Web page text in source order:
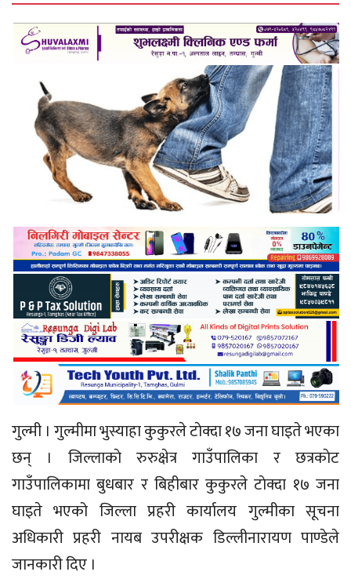
गुल्मी । गुल्मीमा भुस्याहा कुकुरले टाेक्दा १७ जना घाइते भएका
छन् । जिल्लाकाे रुरुक्षेत्र गाउँपालिका र छत्रकाेट
गाउँपालिकामा बुधबार र बिहीबार कुकुरले टाेक्दा १७ जना
घाइते भएको जिल्ला प्रहरी कार्यालय गुल्मीका सूचना
अधिकारी प्रहरी नायब उपरीक्षक डिल्लीनारायण पाण्डेले
जानकारी दिए ।